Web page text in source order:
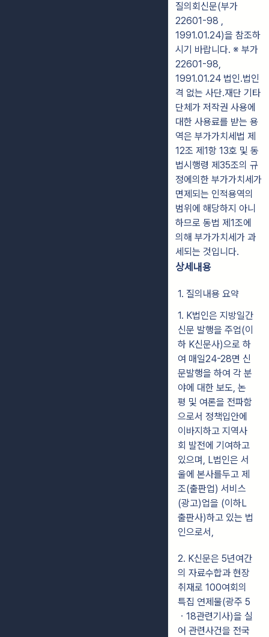
질의회신문(부가
22601-98 ,
1991.01.24)을 참조하
시기 바랍니다. ※ 부가
22601-98,
1991.01.24 법인.법인
격 없는 사단.재단 기타
단체가 저작권 사용에
대한 사용료를 받는 용
역은 부가가치세법 제
12조 제1항 13호 및 동
법시행령 제35조의 규
정에의한 부가가치세가
면제되는 인적용역의
범위에 해당하지 아니
하므로 동법 제1조에
의해 부가가치세가 과
세되는 것입니다.
상세내용
1. 질의내용 요약
1. K법인은 지방일간
신문 발행을 주업(이
하 K신문사)으로 하
여 매일24-28면 신
문발행을 하여 각 분
야에 대한 보도, 논
평 및 여론을 전파함
으로서 정책입안에
이바지하고 지역사
회 발전에 기여하고
있으며, L법인은 서
울에 본사를두고 제
조(출판업) 서비스
(광고)업을 (이하L
출판사)하고 있는 법
인으로서,
2. K신문은 5년여간
의 자료수합과 현장
취재로 100여회의
특집 연제물(광주 5
ㆍ18관련기사)을 실
어 관련사건을 전국